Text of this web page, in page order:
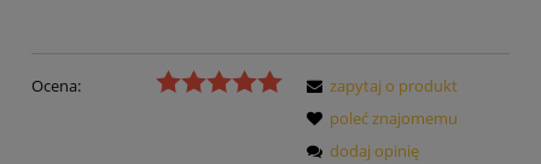
Ocena:
zapytaj o produkt
poleć znajomemu
dodaj opinię